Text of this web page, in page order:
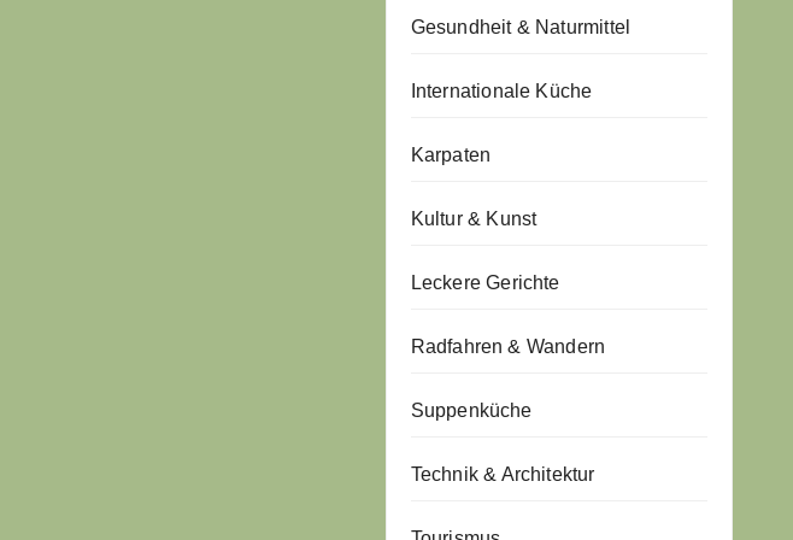
Gesundheit & Naturmittel
Internationale Küche
Karpaten
Kultur & Kunst
Leckere Gerichte
Radfahren & Wandern
Suppenküche
Technik & Architektur